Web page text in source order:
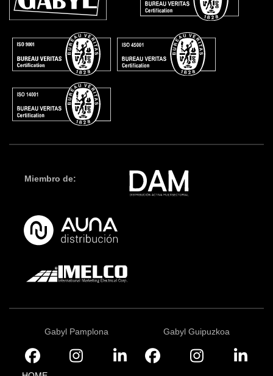
Miembro de:
Gabyl Pamplona Gabyl Guipuzkoa